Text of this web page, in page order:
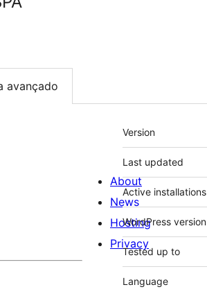
avançado
Meta
Version
Last updated
Active installations
WordPress version
Tested up to
Language
About
News
Hosting
Privacy